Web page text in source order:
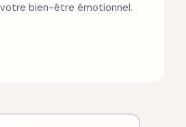
bien-être émotionnel.